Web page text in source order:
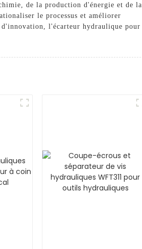
de la production d'énergie et de la
le processus et améliorer
l'écarteur hydraulique pour